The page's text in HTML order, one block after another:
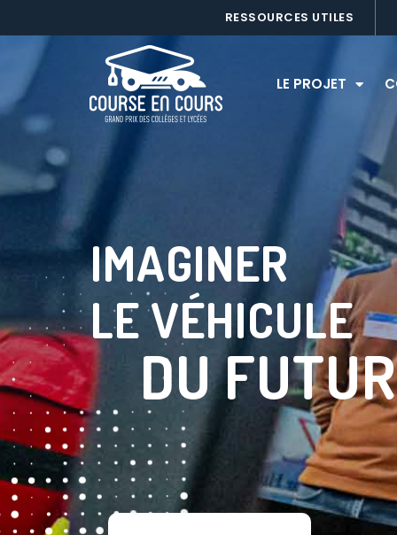
RESSOURCES UTILES
LE PROJET
IMAGINER
LE VÉHICULE
DU FUTUR